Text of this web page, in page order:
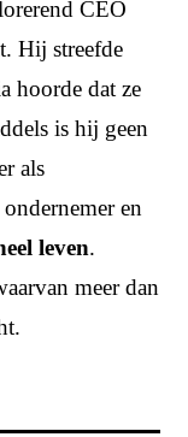
CEO
Hij streefde
hoorde dat ze
is hij geen
als
en
leven.
meer dan